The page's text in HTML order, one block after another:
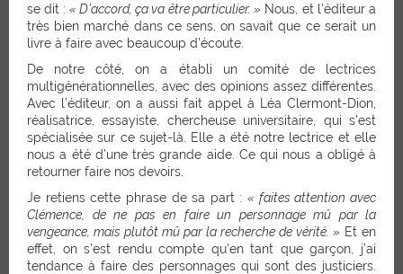
se dit : « D’accord, ça va être particulier. » Nous, et l’éditeur a
très bien marché dans ce sens, on savait que ce serait un
livre à faire avec beaucoup d’écoute.
De notre côté, on a établi un comité de lectrices
multigénérationnelles, avec des opinions assez différentes.
Avec l’éditeur, on a aussi fait appel à Léa Clermont-Dion,
réalisatrice, essayiste, chercheuse universitaire, qui s’est
spécialisée sur ce sujet-là. Elle a été notre lectrice et elle
nous a été d’une très grande aide. Ce qui nous a obligé à
retourner faire nos devoirs.
Je retiens cette phrase de sa part :« faites attention avec
Clémence, de ne pas en faire un personnage mû par la
vengeance, mais plutôt mû par la recherche de vérité. » Et en
effet, on s’est rendu compte qu’en tant que garçon, j’ai
tendance à faire des personnages qui sont des justiciers.